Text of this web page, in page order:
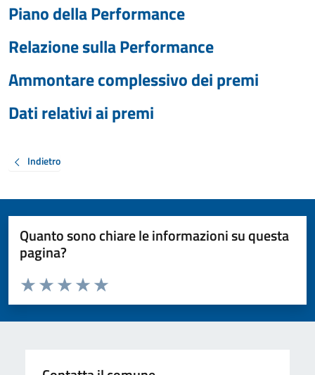
Piano della Performance
Relazione sulla Performance
Ammontare complessivo dei premi
Dati relativi ai premi
Indietro
Quanto sono chiare le informazioni su questa
pagina?
Valuta da 1 a 5 stelle la pagina
Valuta 5 stelle su 5
Valuta 4 stelle su 5
Valuta 3 stelle su 5
Valuta 2 stelle su 5
Valuta 1 stelle su 5